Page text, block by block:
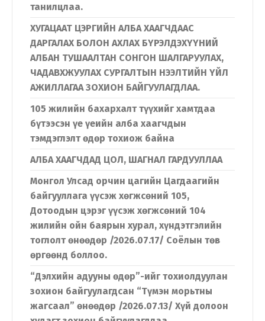
танилцлаа.
ХУГАЦААТ ЦЭРГИЙН АЛБА ХААГЧДААС
ДАРГАЛАХ БОЛОН АХЛАХ БҮРЭЛДЭХҮҮНИЙ
АЛБАН ТУШААЛТАН СОНГОН ШАЛГАРУУЛАХ,
ЧАДАВХЖУУЛАХ СУРГАЛТЫН НЭЭЛТИЙН ҮЙЛ
АЖИЛЛАГАА ЗОХИОН БАЙГУУЛАГДЛАА.
105 жилийн бахархалт түүхийг хамтдаа
бүтээсэн үе үеийн алба хаагчдын
тэмдэглэлт өдөр тохиож байна
АЛБА ХААГЧДАД ЦОЛ, ШАГНАЛ ГАРДУУЛЛАА
Монгол Улсад орчин цагийн Цагдаагийн
байгууллага үүсэж хөгжсөний 105,
Дотоодын цэрэг үүсэж хөгжсөний 104
жилийн ойн баярын хурал, хүндэтгэлийн
тоглолт өнөөдөр /2026.07.17/ Соёлын төв
өргөөнд боллоо.
“Дэлхийн адууны өдөр”-ийг тохиолдуулан
зохион байгуулагдсан “Түмэн морьтны
жагсаал” өнөөдөр /2026.07.13/ Хүй долоон